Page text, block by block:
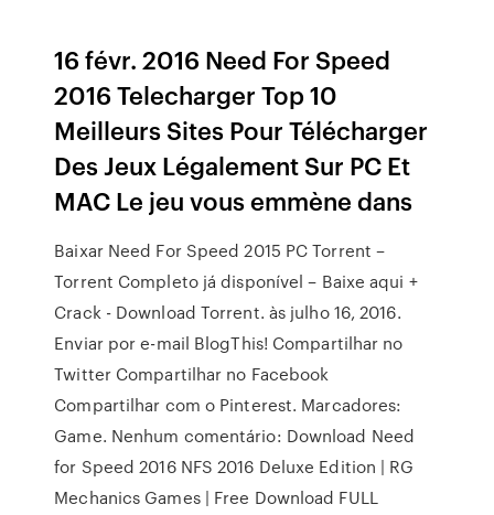
16 févr. 2016 Need For Speed
2016 Telecharger Top 10
Meilleurs Sites Pour Télécharger
Des Jeux Légalement Sur PC Et
MAC Le jeu vous emmène dans
Baixar Need For Speed 2015 PC Torrent –
Torrent Completo já disponível – Baixe aqui +
Crack - Download Torrent. às julho 16, 2016.
Enviar por e-mail BlogThis! Compartilhar no
Twitter Compartilhar no Facebook
Compartilhar com o Pinterest. Marcadores:
Game. Nenhum comentário: Download Need
for Speed 2016 NFS 2016 Deluxe Edition | RG
Mechanics Games | Free Download FULL